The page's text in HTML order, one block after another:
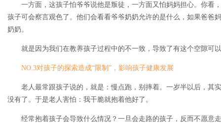
一方面，这孩子怕爷爷说他是叛徒，一方面又怕妈妈担心。你看
孩子可会察言观色了。他们会看看爷爷奶奶允许的是什么，如果爸爸
奶奶。
就是因为我们在教养孩子过程中的不一致，导致了有这个空隙可
NO.3对孩子的探索造成“限制”，影响孩子健康发展
老人最常跟孩子说的，就是：慢点跑，别摔着。一岁半以后，其
没有了。于是老人害怕：我干脆就抱着他好了。
经常抱着孩子会导致什么情况？一旦会走路的孩子，反而不愿意